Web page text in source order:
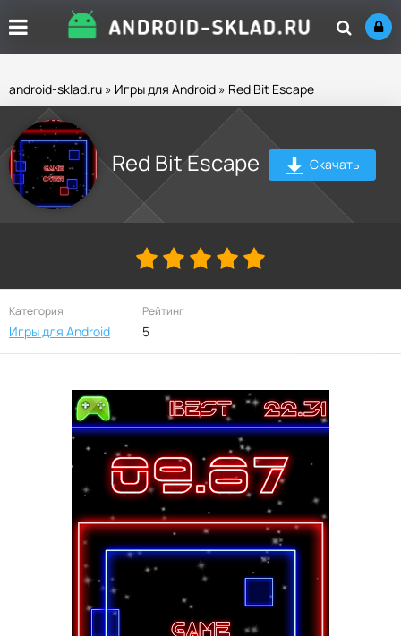
android-sklad.ru » Игры для Android » Red Bit Escape
Red Bit Escape Скачать
Категория
Игры для Android
Рейтинг
5